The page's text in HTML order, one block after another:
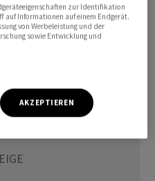
Euro. Analysten hatten
Zettel. Bereinigt um
bei 7,6 Prozent.
zur Identifikation
auf Informationen auf einem Endgerät.
von Werbeleistung und der
sowie Entwicklung und
AKZEPTIEREN